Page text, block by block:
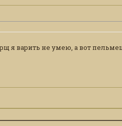
я варить не умею, а вот